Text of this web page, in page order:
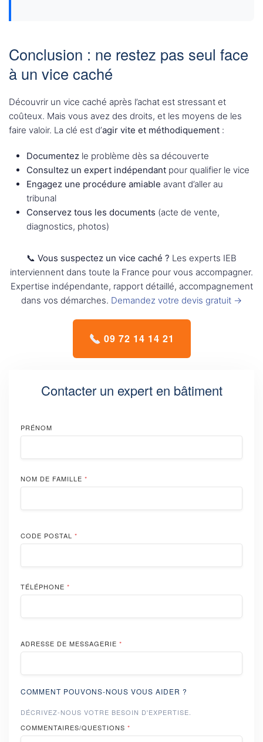
Conclusion : ne restez pas seul face
à un vice caché
Découvrir un vice caché après l’achat est stressant et
coûteux. Mais vous avez des droits, et les moyens de les
faire valoir. La clé est d’agir vite et méthodiquement :
Documentez le problème dès sa découverte
Consultez un expert indépendant pour qualifier le vice
Engagez une procédure amiable avant d’aller au
tribunal
Conservez tous les documents (acte de vente,
diagnostics, photos)
📞 Vous suspectez un vice caché ? Les experts IEB
interviennent dans toute la France pour vous accompagner.
Expertise indépendante, rapport détaillé, accompagnement
dans vos démarches. Demandez votre devis gratuit →
09 72 14 14 21
Contacter un expert en bâtiment
PRÉNOM
NOM DE FAMILLE *
CODE POSTAL *
TÉLÉPHONE *
ADRESSE DE MESSAGERIE *
COMMENT POUVONS-NOUS VOUS AIDER ?
DÉCRIVEZ-NOUS VOTRE BESOIN D'EXPERTISE.
COMMENTAIRES/QUESTIONS *